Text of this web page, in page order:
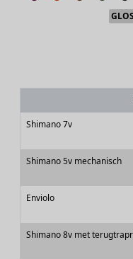
Shimano 7v
Shimano 5v mechanisch
Enviolo
Shimano 8v met